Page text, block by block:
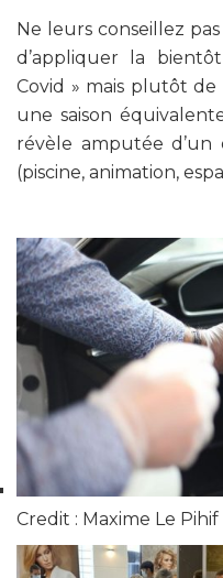
Ne leurs conseillez
d’appliquer la
Covid » mais plutôt de
une saison
révèle amputée
(piscine, animation,
Credit : Maxime Le Pihif